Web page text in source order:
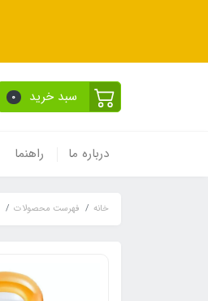
سبد خرید 0
درباره ما راهنما
خانه فهرست محصولات